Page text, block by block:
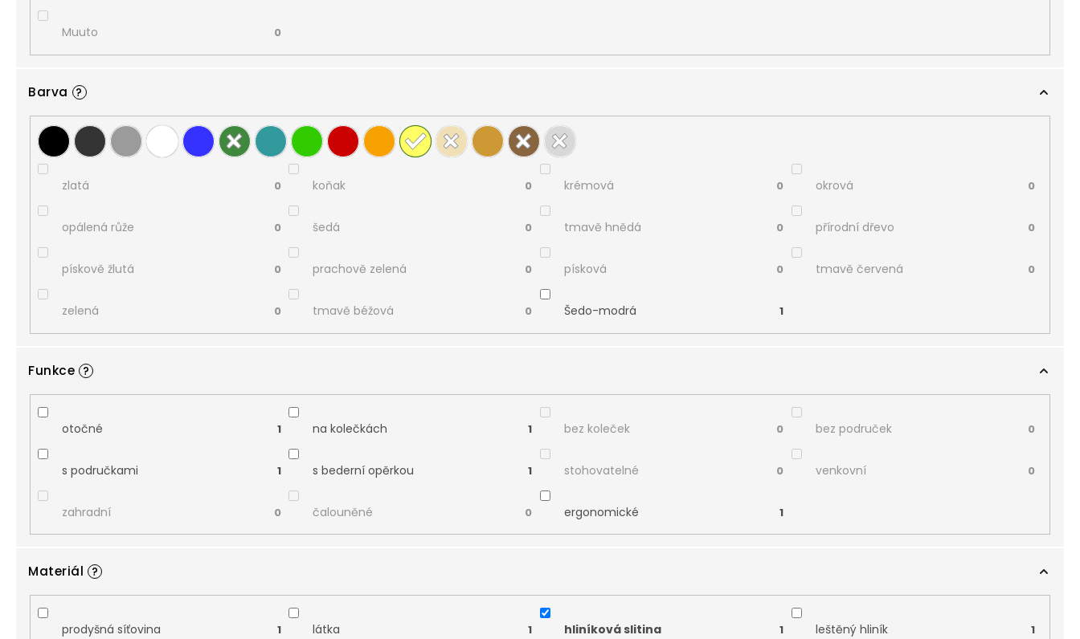
Muuto 0
Barva ?
zlatá 0 koňak 0 krémová 0 okrová 0
opálená růže 0 šedá 0 tmavě hnědá 0 přírodní dřevo 0
pískově žlutá 0 prachově zelená 0 písková 0 tmavě červená 0
zelená 0 tmavě béžová 0 Šedo-modrá 1
Funkce ?
otočné 1 na kolečkách 1 bez koleček 0 bez područek 0
s područkami 1 s bederní opěrkou 1 stohovatelné 0 venkovní 0
zahradní 0 čalouněné 0 ergonomické 1
Materiál ?
prodyšná síťovina 1 látka 1 hliníková slitina 1 leštěný hliník 1